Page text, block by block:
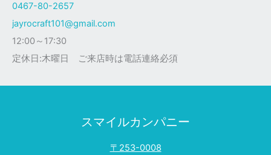
0467-80-2657
jayrocraft101@gmail.com
12:00～17:30
定休日:木曜日 ご来店時は電話連絡必須
スマイルカンパニー
〒253-0008